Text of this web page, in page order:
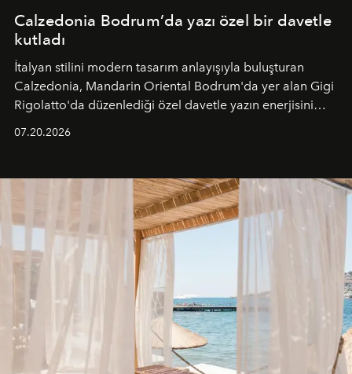
Calzedonia Bodrum’da yazı özel bir davetle
kutladı
İtalyan stilini modern tasarım anlayışıyla buluşturan
Calzedonia, Mandarin Oriental Bodrum'da yer alan Gigi
Rigolatto'da düzenlediği özel davetle yazın enerjisini
07.20.2026